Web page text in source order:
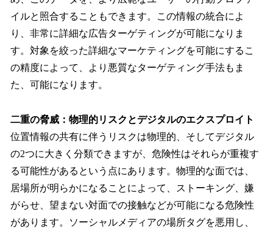
イルと照合することもできます。この情報の統合によ
り、非常に詳細な広告ターゲティングが可能になりま
す。対象を絞った詳細なマーケティングを可能にするこ
の精度によって、より悪質なターゲティング手法もま
た、可能になります。
二重の脅威：物理的リスクとデジタルのエクスプロイト
位置情報の共有に伴うリスクは物理的、そしてデジタル
の2つに大きく分類できますが、危険性はそれらが重複す
る可能性があるという点にあります。物理的な面では、
居場所が明らかになることによって、ストーキング、嫌
がらせ、望まない対面での接触などが可能になる危険性
があります。ソーシャルメディアの場所タグを悪用し、